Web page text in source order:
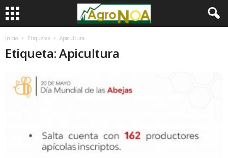
Inicio Etiquetas Apicultura
Etiqueta: Apicultura